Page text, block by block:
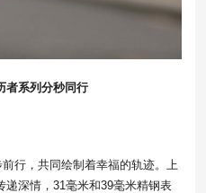
者系列分秒同行
行，共同绘制着幸福的轨迹。上
递深情，31毫米和39毫米精钢表